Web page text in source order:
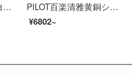
朝の光(M&G)文具の白色EF明尖は墨嚢の万年筆を交換することができます。
PILOT百楽清雅黄銅シリーズの万年筆ギフトボックスFD-15 SRビジネス金筆箱に男性の高級品を入れて贈り物をします。
¥6802~